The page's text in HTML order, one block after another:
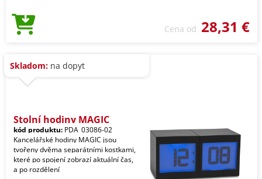
Cena od 28,31 €
Skladom: na dopyt
Stolní hodiny MAGIC
kód produktu: PDA_03086-02
Kancelářské hodiny MAGIC jsou
tvořeny dvěma separátními kostkami,
které po spojení zobrazí aktuální čas,
a po rozdělení